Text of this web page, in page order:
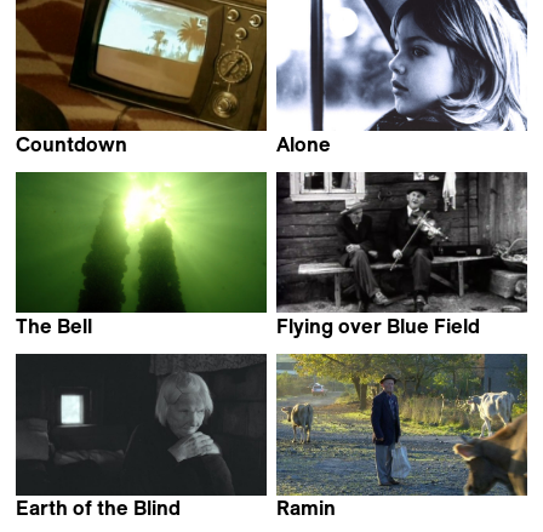
Countdown
Alone
The Bell
Flying over Blue Field
Earth of the Blind
Ramin